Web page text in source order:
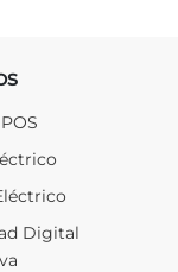
Digital